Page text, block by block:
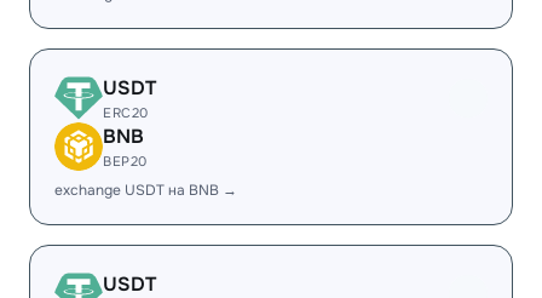
USDT
ERC20
BNB
BEP20
exchange USDT на BNB →
USDT